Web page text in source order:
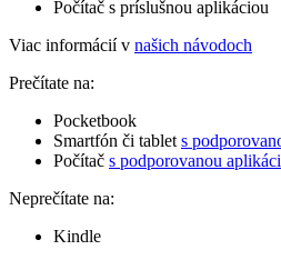
Počítač s príslušnou aplikáciou
Viac informácií v našich návodoch
Prečítate na:
Pocketbook
Smartfón či tablet s
Počítač s podporovanou
Neprečítate na:
Kindle